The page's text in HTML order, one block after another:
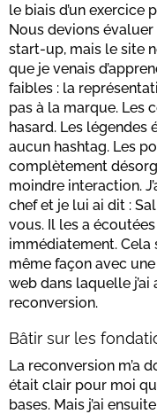
le biais d’un exercice
Nous devions évaluer
start-up, mais le site
que je venais
faibles : la
pas à la marque. Les
hasard. Les légendes
aucun hashtag. Les
complètement
moindre interaction.
chef et je lui ai dit :
vous. Il les a
immédiatement. Cela
même façon avec
web dans laquelle
reconversion.
Bâtir sur les
La reconversion m’a
était clair pour moi
bases. Mais j’ai